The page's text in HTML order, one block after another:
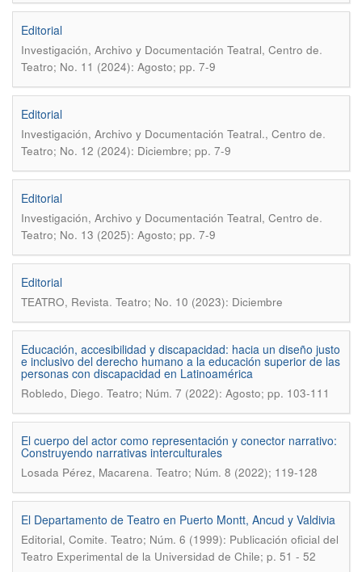
Editorial
Investigación, Archivo y Documentación Teatral, Centro de.
Teatro; No. 11 (2024): Agosto; pp. 7-9
Editorial
Investigación, Archivo y Documentación Teatral., Centro de.
Teatro; No. 12 (2024): Diciembre; pp. 7-9
Editorial
Investigación, Archivo y Documentación Teatral, Centro de.
Teatro; No. 13 (2025): Agosto; pp. 7-9
Editorial
TEATRO, Revista. Teatro; No. 10 (2023): Diciembre
Educación, accesibilidad y discapacidad: hacia un diseño justo
e inclusivo del derecho humano a la educación superior de las
personas con discapacidad en Latinoamérica
Robledo, Diego. Teatro; Núm. 7 (2022): Agosto; pp. 103-111
El cuerpo del actor como representación y conector narrativo:
Construyendo narrativas interculturales
Losada Pérez, Macarena. Teatro; Núm. 8 (2022); 119-128
El Departamento de Teatro en Puerto Montt, Ancud y Valdivia
Editorial, Comite. Teatro; Núm. 6 (1999): Publicación oficial del
Teatro Experimental de la Universidad de Chile; p. 51 - 52